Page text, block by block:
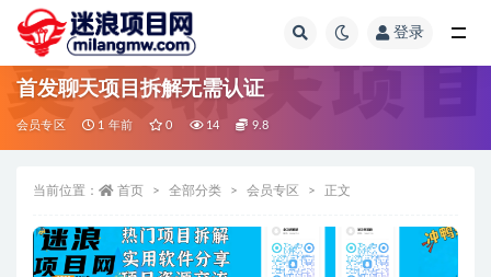
登录
首发聊天项目拆解无需认证
会员专区 1 年前 0 14 9.8
当前位置： 首页 全部分类 会员专区 正文
全部